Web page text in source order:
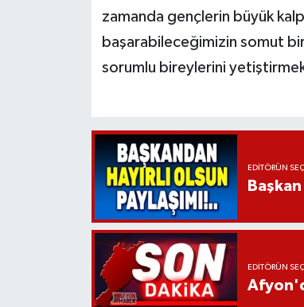
zamanda gençlerin büyük
başarabileceğimizin somut
sorumlu bireylerini yetiştirmek
EDITÖRÜN
EDITÖRÜN